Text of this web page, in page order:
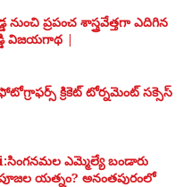
ప్రపంచ శాస్త్రవేత్తగా ఎదిగిన
విజయగాథ |
క్రికెట్ టోర్నమెంట్ సక్సెస్
ఎమ్మెల్యే బండారు
పూజల యత్నం? అనంతపురంలో